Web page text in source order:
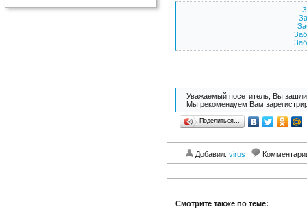
Уважаемый посетитель, Вы зашли
Мы рекомендуем Вам
Поделиться…
Добавил: virus
Смотрите также по теме: